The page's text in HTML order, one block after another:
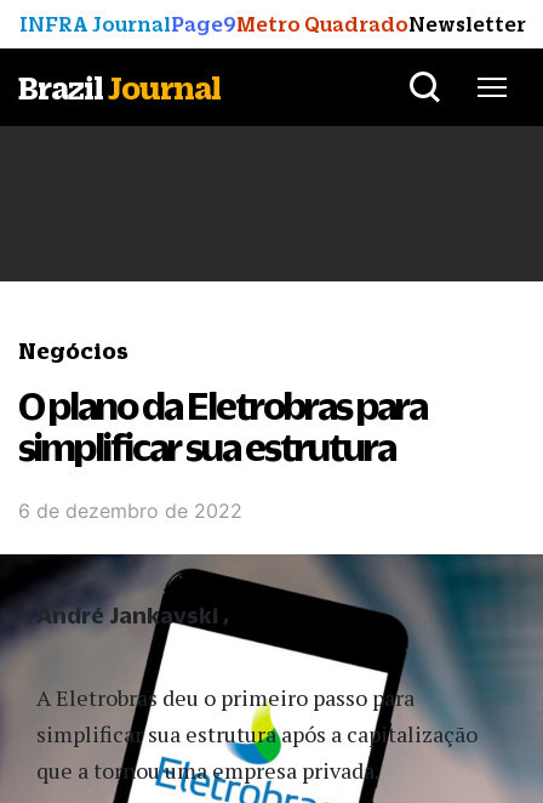
INFRA JournalPage9Metro QuadradoNewsletter
BrazilJournal
Negócios
O plano da Eletrobras para
simplificar sua estrutura
6 de dezembro de 2022
A Eletrobras deu o primeiro passo para
simplificar sua estrutura após a capitalização
que a tornou uma empresa privada.
André Jankavski